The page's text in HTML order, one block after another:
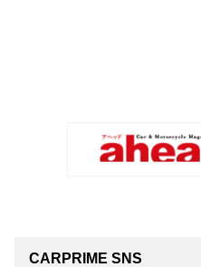
CARPRIME SNS